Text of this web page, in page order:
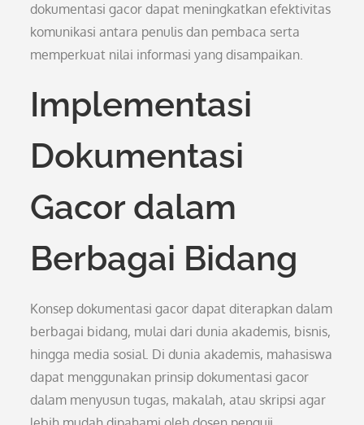
dokumentasi gacor dapat meningkatkan efektivitas
komunikasi antara penulis dan pembaca serta
memperkuat nilai informasi yang disampaikan.
Implementasi
Dokumentasi
Gacor dalam
Berbagai Bidang
Konsep dokumentasi gacor dapat diterapkan dalam
berbagai bidang, mulai dari dunia akademis, bisnis,
hingga media sosial. Di dunia akademis, mahasiswa
dapat menggunakan prinsip dokumentasi gacor
dalam menyusun tugas, makalah, atau skripsi agar